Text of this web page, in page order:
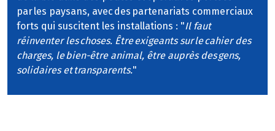
par les paysans, avec des partenariats commerciaux
forts qui suscitent les installations : "Il faut
réinventer les choses. Être exigeants sur le cahier des
charges, le bien-être animal, être auprès des gens,
solidaires et transparents."